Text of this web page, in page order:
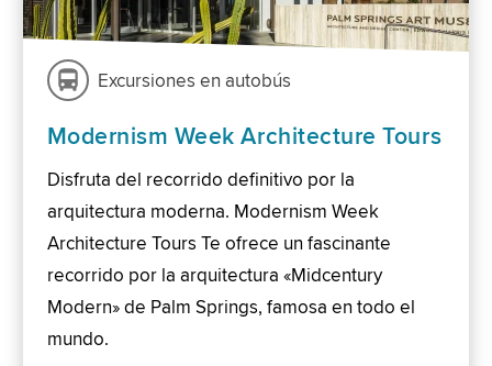
Excursiones en autobús
Modernism Week Architecture Tours
Disfruta del recorrido definitivo por la
arquitectura moderna. Modernism Week
Architecture Tours Te ofrece un fascinante
recorrido por la arquitectura «Midcentury
Modern» de Palm Springs, famosa en todo el
mundo.